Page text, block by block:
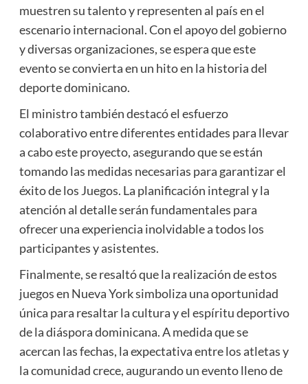
muestren su talento y representen al país en el
escenario internacional. Con el apoyo del gobierno
y diversas organizaciones, se espera que este
evento se convierta en un hito en la historia del
deporte dominicano.
El ministro también destacó el esfuerzo
colaborativo entre diferentes entidades para llevar
a cabo este proyecto, asegurando que se están
tomando las medidas necesarias para garantizar el
éxito de los Juegos. La planificación integral y la
atención al detalle serán fundamentales para
ofrecer una experiencia inolvidable a todos los
participantes y asistentes.
Finalmente, se resaltó que la realización de estos
juegos en Nueva York simboliza una oportunidad
única para resaltar la cultura y el espíritu deportivo
de la diáspora dominicana. A medida que se
acercan las fechas, la expectativa entre los atletas y
la comunidad crece, augurando un evento lleno de